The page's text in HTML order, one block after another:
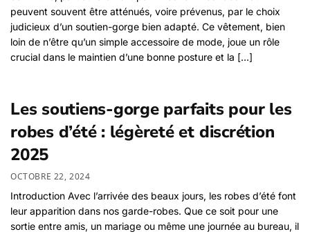
peuvent souvent être atténués, voire prévenus, par le choix
judicieux d’un soutien-gorge bien adapté. Ce vêtement, bien
loin de n’être qu’un simple accessoire de mode, joue un rôle
crucial dans le maintien d’une bonne posture et la […]
Les soutiens-gorge parfaits pour les
robes d’été : légèreté et discrétion
2025
OCTOBRE 22, 2024
Introduction Avec l’arrivée des beaux jours, les robes d’été font
leur apparition dans nos garde-robes. Que ce soit pour une
sortie entre amis, un mariage ou même une journée au bureau, il